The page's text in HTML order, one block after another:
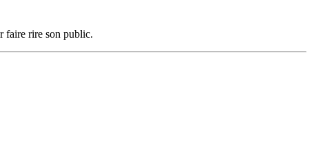
faire rire son public.